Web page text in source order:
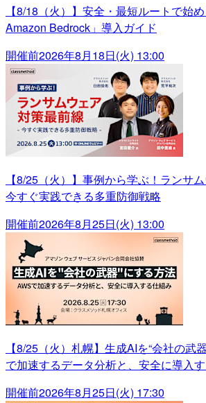
【8/18（火）】安全・最短ルートで始
Amazon Bedrock」導入ガイド
開催前2026年8月18日(火) 13:00
【8/25（火）】事例から学ぶ！ランサ
今すぐ実践できる多重防御戦略
開催前2026年8月25日(火) 13:00
【8/25（火）札幌】生成AIを“会社の武
で加速するデータ分析と、安全に導入
開催前2026年8月25日(火) 17:30